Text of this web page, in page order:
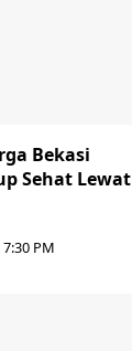
Bekasi
Sehat Lewat
PM